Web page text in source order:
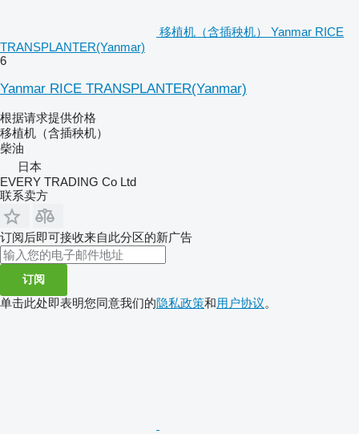
移植机（含插秧机） Yanmar RICE
TRANSPLANTER(Yanmar)
6
Yanmar RICE TRANSPLANTER(Yanmar)
根据请求提供价格
移植机（含插秧机）
柴油
日本
EVERY TRADING Co Ltd
联系卖方
订阅后即可接收来自此分区的新广告
订阅
单击此处即表明您同意我们的隐私政策和用户协议。